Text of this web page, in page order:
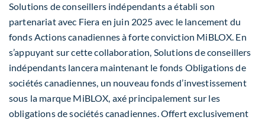
Solutions de conseillers indépendants a établi son
partenariat avec Fiera en juin 2025 avec le lancement du
fonds Actions canadiennes à forte conviction MiBLOX. En
s’appuyant sur cette collaboration, Solutions de conseillers
indépendants lancera maintenant le fonds Obligations de
sociétés canadiennes, un nouveau fonds d’investissement
sous la marque MiBLOX, axé principalement sur les
obligations de sociétés canadiennes. Offert exclusivement